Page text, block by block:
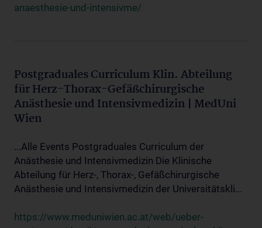
anaesthesie-und-intensivme/
Postgraduales Curriculum Klin. Abteilung
für Herz-Thorax-Gefäßchirurgische
Anästhesie und Intensivmedizin | MedUni
Wien
...Alle Events Postgraduales Curriculum der
Anästhesie und Intensivmedizin Die Klinische
Abteilung für Herz-, Thorax-, Gefäßchirurgische
Anästhesie und Intensivmedizin der Universitätskli...
https://www.meduniwien.ac.at/web/ueber-